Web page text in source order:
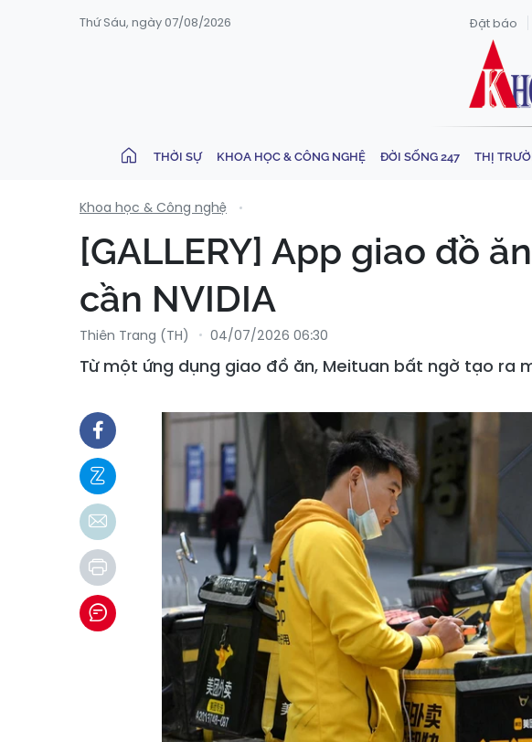
Thứ Sáu, ngày 07/08/2026 Đặt báo
THỜI SỰ KHOA HỌC & CÔNG NGHỆ ĐỜI SỐNG 247 THỊ
Khoa học & Công nghệ
[GALLERY] App giao đồ
cần NVIDIA
Thiên Trang (TH) 04/07/2026 06:30
Từ một ứng dụng giao đồ ăn, Meituan bất ngờ tạo ra